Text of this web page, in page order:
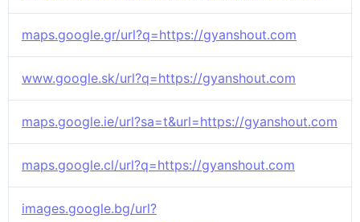
maps.google.gr/url?q=https://gyanshout.com
www.google.sk/url?q=https://gyanshout.com
maps.google.ie/url?sa=t&url=https://gyanshout.com
maps.google.cl/url?q=https://gyanshout.com
images.google.bg/url?